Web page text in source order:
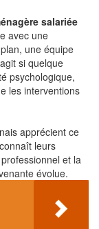
salariée
avec une
une équipe
si quelque
psychologique,
les interventions
apprécient ce
leurs
et la
évolue.